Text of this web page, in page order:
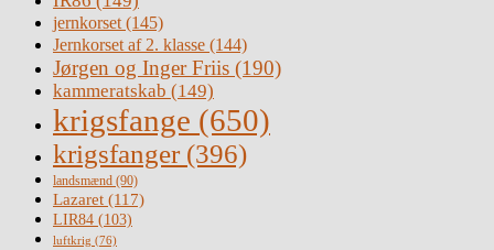
jernkorset(145)
Jernkorset af 2. klasse (144)
Jørgen og Inger Friis (190)
kammeratskab (149)
krigsfange (650)
krigsfanger (396)
landsmænd (90)
Lazaret (117)
LIR84 (103)
luftkrig (76)